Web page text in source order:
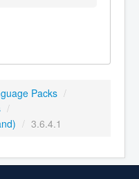
Packs /
/
/ 3.6.4.1